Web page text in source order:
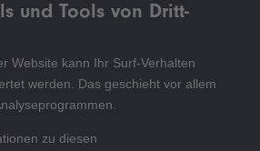
und Tools von Dritt­
Website kann Ihr Surf-Verhalten
werden. Das geschieht vor allem
zu diesen